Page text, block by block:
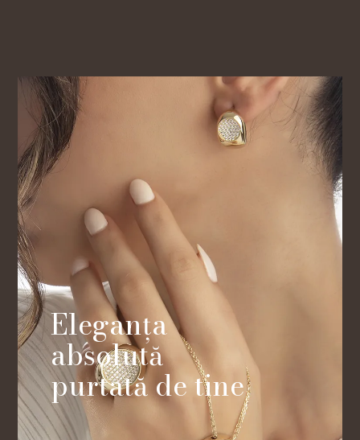
Eleganța
absolută
purtată de tine